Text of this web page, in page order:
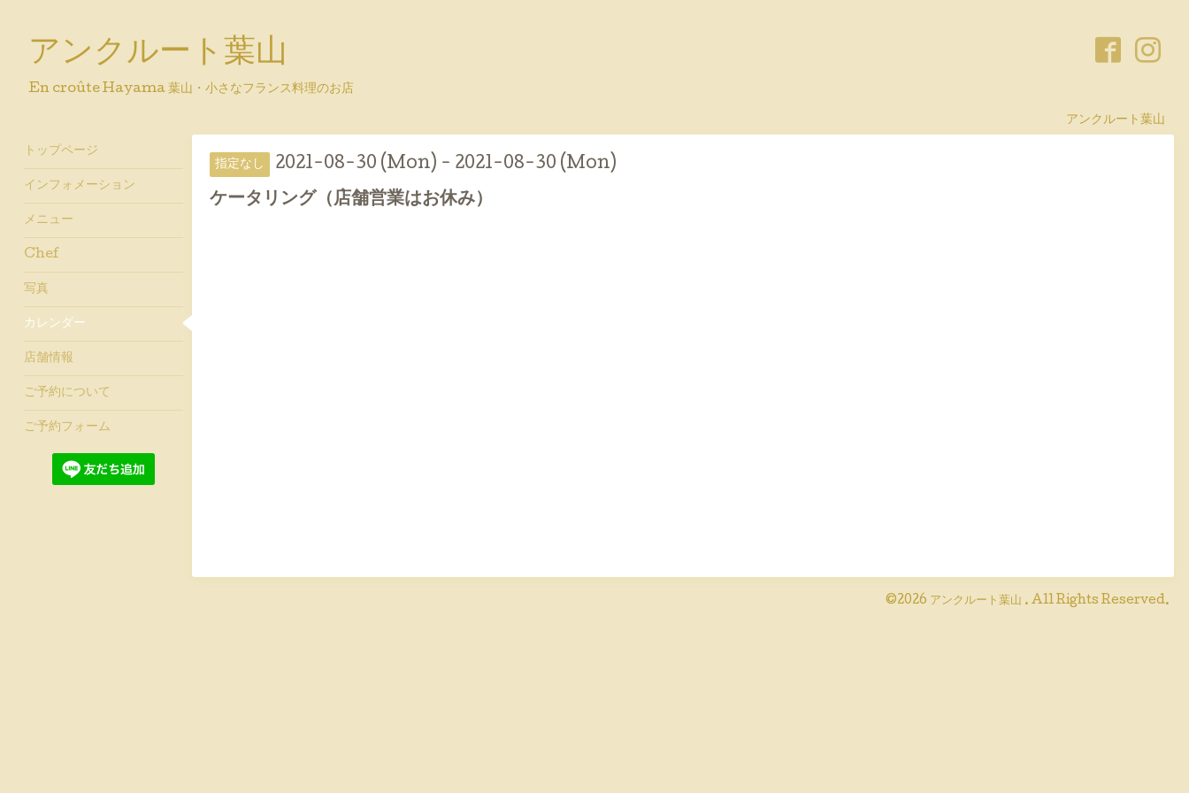
アンクルート葉山
En croûte Hayama 葉山・小さなフランス料理のお店
アンクルート葉山
指定なし 2021-08-30 (Mon) - 2021-08-30 (Mon)
ケータリング（店舗営業はお休み）
©2026 アンクルート葉山 . All Rights Reserved.
トップページ
インフォメーション
メニュー
Chef
写真
カレンダー
店舗情報
ご予約について
ご予約フォーム